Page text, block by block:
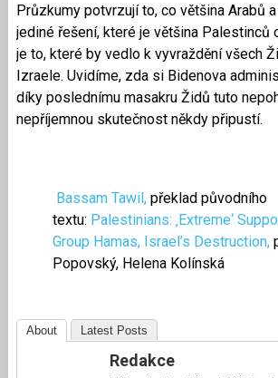
Průzkumy potvrzují to, co většina Arabů
jediné řešení, které je většina Palestinců
je to, které by vedlo k vyvraždění všech
Izraele. Uvidíme, zda si Bidenova
díky poslednímu masakru Židů tuto
nepříjemnou skutečnost někdy připustí.
Bassam Tawil, překlad původního
textu: Palestinians: ‚Extreme‘
Group Hamas, Israel’s Destruction,
Popovský, Helena Kolínská
About Latest Posts
Redakce